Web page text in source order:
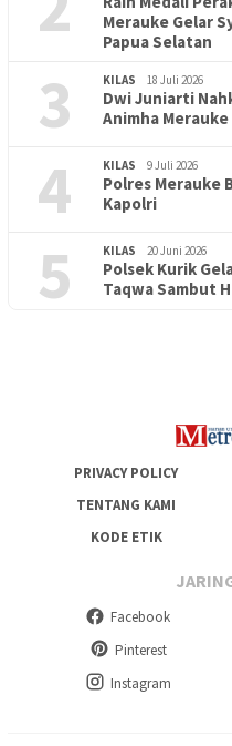
Merauke Gelar
Papua Selatan
3 KILAS 18 Juli 2026
Dwi Juniarti
Animha
4 KILAS 9 Juli 2026
Polres Merauke
Kapolri
5 KILAS 20 Juni 2026
Polsek Kurik
Taqwa Sambut
PENDIDIKAN 18 Juni 2026
Lepas Puluhan Peserta
PRIVACY POLICY
TENTANG KAMI
KODE ETIK
Facebook
Pinterest
Instagram